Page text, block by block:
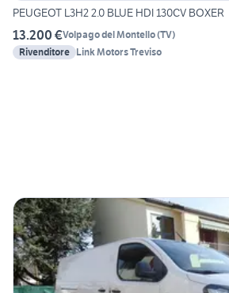
PEUGEOT L3H2 2.0 BLUE HDI 130CV BOXER
13.200 €Volpago del Montello(TV)
Rivenditore Link Motors Treviso